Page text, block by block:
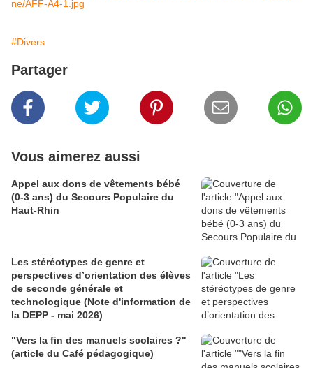
#Divers
Partager
Vous aimerez aussi
Appel aux dons de vêtements bébé
(0-3 ans) du Secours Populaire du
Haut-Rhin
Les stéréotypes de genre et
perspectives d’orientation des élèves
de seconde générale et
technologique (Note d'information de
la DEPP - mai 2026)
"Vers la fin des manuels scolaires ?"
(article du Café pédagogique)